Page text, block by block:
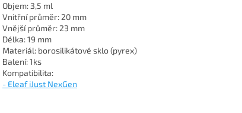
Objem: 3,5 ml
Vnitřní průměr: 20 mm
Vnější průměr: 23 mm
Délka: 19 mm
Materiál: borosilikátové sklo (pyrex)
Balení: 1ks
Kompatibilita:
- Eleaf iJust NexGen